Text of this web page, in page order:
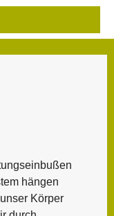
hängen
Körper